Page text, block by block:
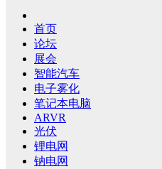
首页
论坛
展会
智能汽车
电子雾化
笔记本电脑
ARVR
光伏
锂电网
钠电网